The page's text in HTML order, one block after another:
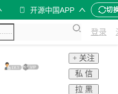
开源中国APP 切
登录
+ 关注
私 信
拉 黑